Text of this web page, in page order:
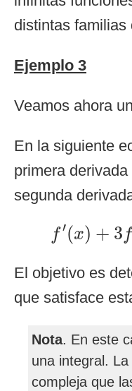
distintas familias
Ejemplo 3
Veamos ahora
En la siguiente
primera derivada
segunda
f′(x) + 3 f
(x ) +3 f
El objetivo es
que satisface
Nota. En este
una integral.
compleja que